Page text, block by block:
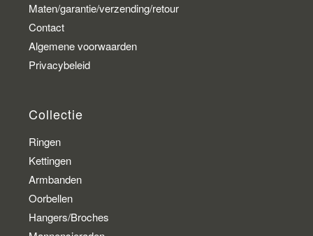
Maten/garantie/verzending/retour
Contact
Algemene voorwaarden
Privacybeleid
Collectie
Ringen
Kettingen
Armbanden
Oorbellen
Hangers/Broches